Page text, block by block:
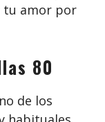
tu amor por
80
de los